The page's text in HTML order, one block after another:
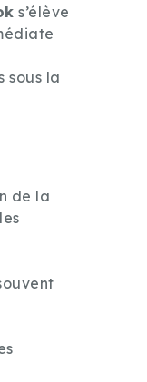
s’élève
sous la
de la